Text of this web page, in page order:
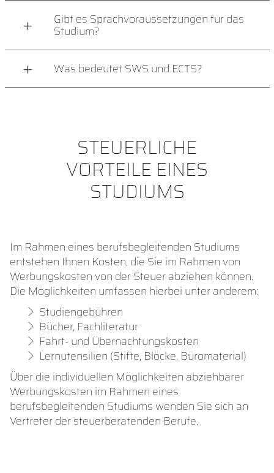
Gibt es Sprachvoraussetzungen für das
Studium?
Was bedeutet SWS und ECTS?
STEUERLICHE
VORTEILE EINES
STUDIUMS
Im Rahmen eines berufsbegleitenden Studiums
entstehen Ihnen Kosten, die Sie im Rahmen von
Werbungskosten von der Steuer abziehen können.
Die Möglichkeiten umfassen hierbei unter anderem:
Studiengebühren
Bücher, Fachliteratur
Fahrt- und Übernachtungskosten
Lernutensilien (Stifte, Blöcke, Büromaterial)
Über die individuellen Möglichkeiten abziehbarer
Werbungskosten im Rahmen eines
berufsbegleitenden Studiums wenden Sie sich an
Vertreter der steuerberatenden Berufe.